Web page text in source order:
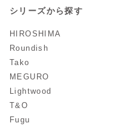
シリーズから探す
HIROSHIMA
Roundish
Tako
MEGURO
Lightwood
T&O
Fugu